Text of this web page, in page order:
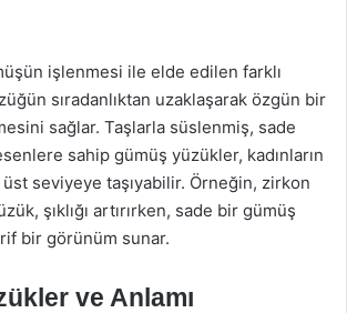
işlenmesi ile elde edilen farklı
sıradanlıktan uzaklaşarak özgün bir
sağlar. Taşlarla süslenmiş, sade
sahip gümüş yüzükler, kadınların
üst seviyeye taşıyabilir. Örneğin, zirkon
şıklığı artırırken, sade bir gümüş
bir görünüm sunar.
ve Anlamı